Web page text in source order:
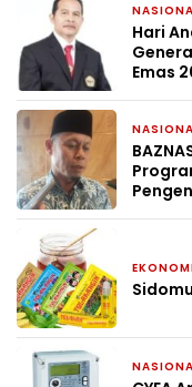
Hari
Emas